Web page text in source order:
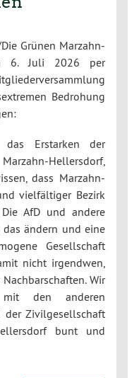
Grünen Marzahn-
6. Juli 2026 per
Bedrohung
Erstarken der
Hellersdorf,
dass Marzahn-
vielfältiger Bezirk
AfD und andere
ändern und eine
Gesellschaft
nicht irgendwen,
Wir
den anderen
der Zivilgesellschaft
bunt und